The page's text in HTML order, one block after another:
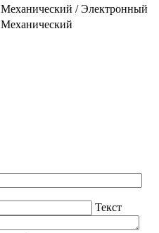
Механический / Электронный
Механический
Текст